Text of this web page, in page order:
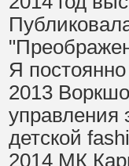
Я
2013
управления
детской
2014 МК